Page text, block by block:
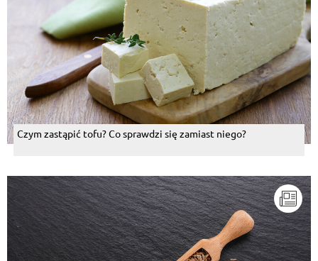
Czym zastąpić tofu? Co sprawdzi się zamiast niego?